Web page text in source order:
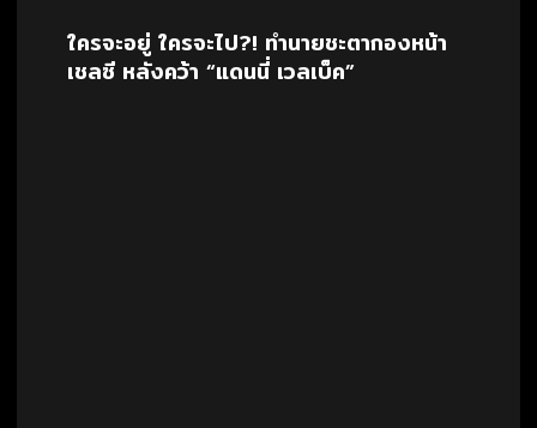
ใครจะอยู่ ใครจะไป?! ทำนายชะตากองหน้า
เชลซี หลังคว้า “แดนนี่ เวลเบ็ค”